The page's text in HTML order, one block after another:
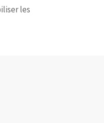
les